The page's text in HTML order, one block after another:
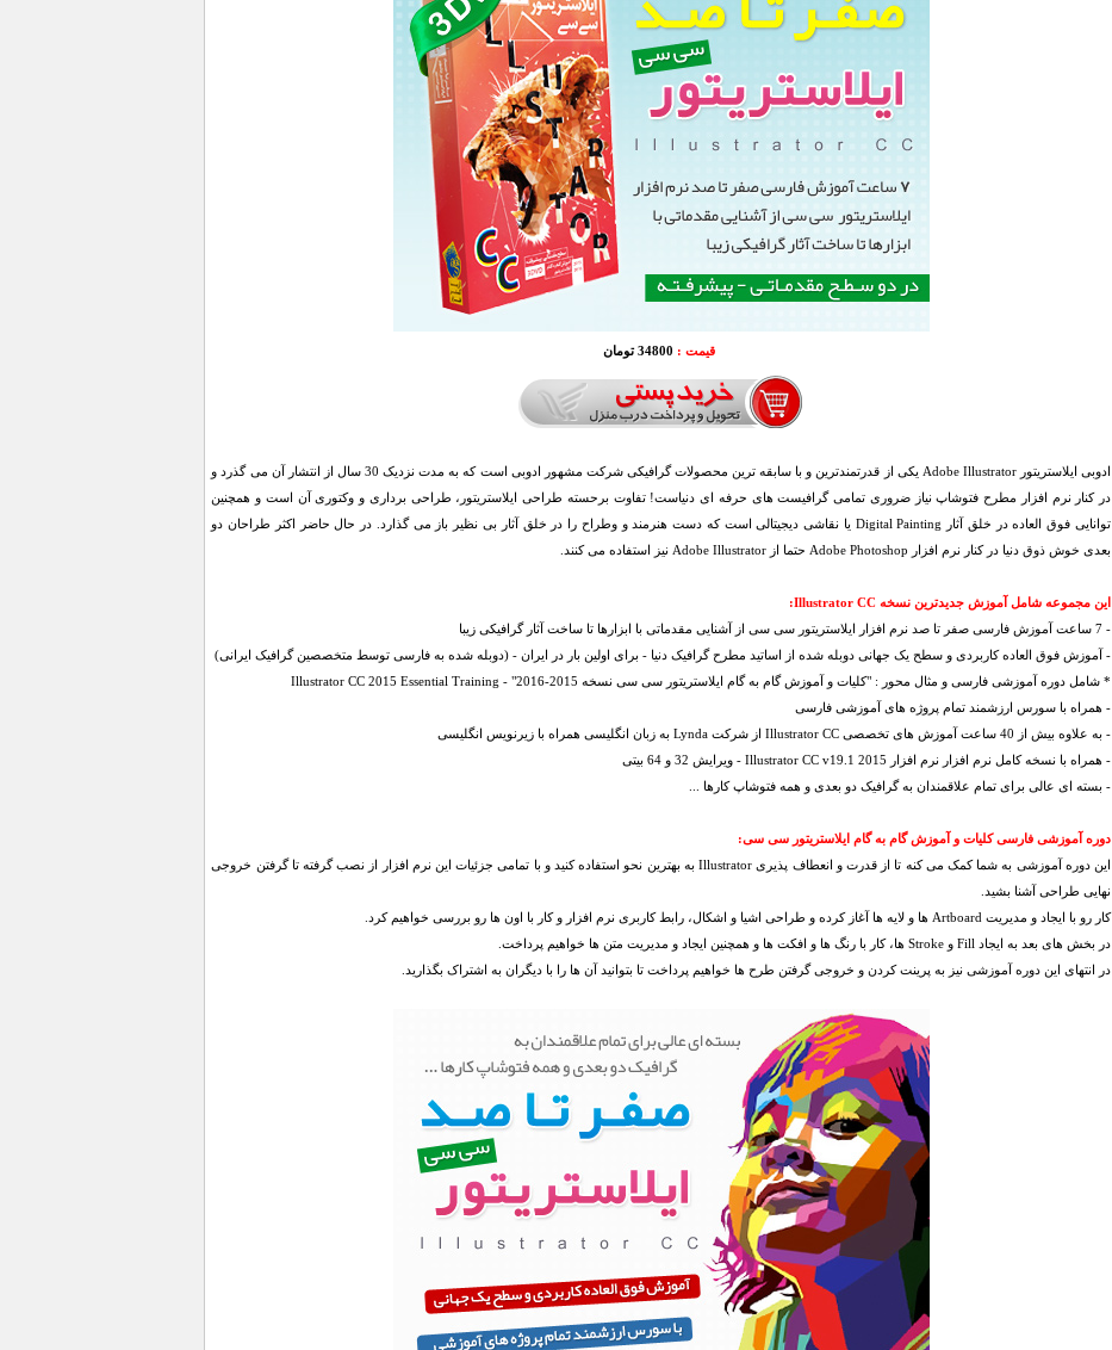
قیمت : 34800 تومان
ادوبی ایلاستریتور Adobe Illustrator یکی از قدرتمندترین و با سابقه ترین محصولات گرافیکی شرکت مشهور ادوبی است که به مدت نزدیک 30 سال از انتشار آن می گذرد و
در کنار نرم افزار مطرح فتوشاپ نیاز ضروری تمامی گرافیست های حرفه ای دنیاست! تفاوت برحسته طراحی ایلاستریتور، طراحی برداری و وکتوری آن است و همچنین
توانایی فوق العاده در خلق آثار Digital Painting یا نقاشی دیجیتالی است که دست هنرمند و وطراح را در خلق آثار بی نظیر باز می گذارد. در حال حاضر اکثر طراحان دو
بعدی خوش ذوق دنیا در کنار نرم افزار Adobe Photoshop حتما از Adobe Illustrator نیز استفاده می کنند.
این مجموعه شامل آموزش جدیدترین نسخه Illustrator CC:
- 7 ساعت آموزش فارسی صفر تا صد نرم افزار ایلاستریتور سی سی از آشنایی مقدماتی با ابزارها تا ساخت آثار گرافیکی زیبا
- آموزش فوق العاده کاربردی و سطح یک جهانی دوبله شده از اساتید مطرح گرافیک دنیا - برای اولین بار در ایران - (دوبله شده به فارسی توسط متخصصین گرافیک ایرانی)
* شامل دوره آموزشی فارسی و مثال محور : "کلیات و آموزش گام به گام ایلاستریتور سی سی نسخه 2015-2016" - Illustrator CC 2015 Essential Training
- همراه با سورس ارزشمند تمام پروژه های آموزشی فارسی
- به علاوه بیش از 40 ساعت آموزش های تخصصی Illustrator CC از شرکت Lynda به زبان انگلیسی همراه با زیرنویس انگلیسی
- همراه با نسخه کامل نرم افزار نرم افزار Illustrator CC v19.1 2015 - ویرایش 32 و 64 بیتی
- بسته ای عالی برای تمام علاقمندان به گرافیک دو بعدی و همه فتوشاپ کارها ...
دوره آموزشی فارسی کلیات و آموزش گام به گام ایلاستریتور سی سی:
این دوره آموزشی به شما کمک می کنه تا از قدرت و انعطاف پذیری Illustrator به بهترین نحو استفاده کنید و با تمامی جزئیات این نرم افزار از نصب گرفته تا گرفتن خروجی
نهایی طراحی آشنا بشید.
کار رو با ایجاد و مدیریت Artboard ها و لایه ها آغاز کرده و طراحی اشیا و اشکال، رابط کاربری نرم افزار و کار با اون ها رو بررسی خواهیم کرد.
در بخش های بعد به ایجاد Fill و Stroke ها، کار با رنگ ها و افکت ها و همچنین ایجاد و مدیریت متن ها خواهیم پرداخت.
در انتهای این دوره آموزشی نیز به پرینت کردن و خروجی گرفتن طرح ها خواهیم پرداخت تا بتوانید آن ها را با دیگران به اشتراک بگذارید.